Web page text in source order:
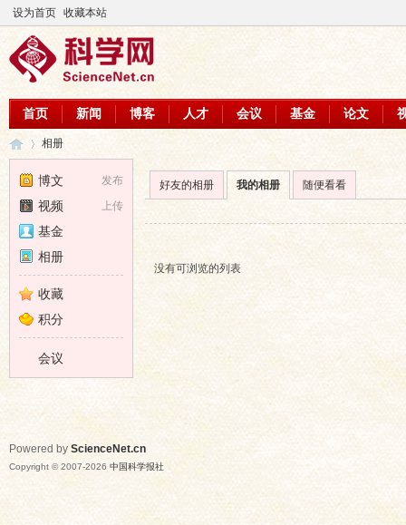
设为首页 收藏本站
首页 新闻 博客 人才 会议 基金 论文
›
相册
发布
博文
上传
视频
基金
相册
收藏
积分
会议
好友的相册 我的相册 随便看看
没有可浏览的列表
Powered by ScienceNet.cn
Copyright © 2007-2026 中国科学报社